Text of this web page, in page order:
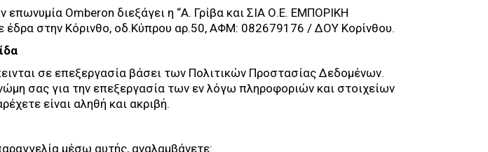
Omberon διεξάγει η “Α. Γρίβα και ΣΙΑ Ο.Ε. ΕΜΠΟΡΙΚΗ
έδρα στην Κόρινθο, οδ.Κύπρου αρ.50, ΑΦΜ: 082679176 / ΔΟΥ Κορίνθου.
σε επεξεργασία βάσει των Πολιτικών Προστασίας Δεδομένων.
σας για την επεξεργασία των εν λόγω πληροφοριών και στοιχείων
είναι αληθή και ακριβή.
μέσω αυτής, αναλαμβάνετε: